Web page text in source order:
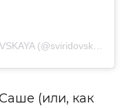
(или, как